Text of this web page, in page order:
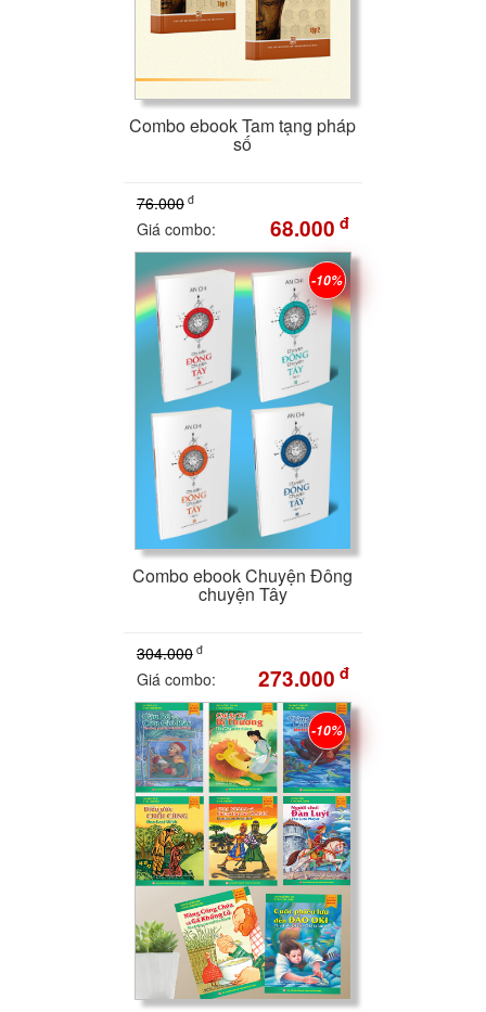
Combo ebook Tam tạng pháp
số
76.000 đ
Giá combo: 68.000 đ
Combo ebook Chuyện Đông
chuyện Tây
304.000 đ
Giá combo: 273.000 đ
-10%
-10%